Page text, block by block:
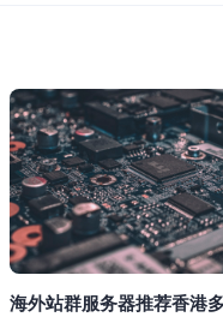
海外站群服务器推荐香港